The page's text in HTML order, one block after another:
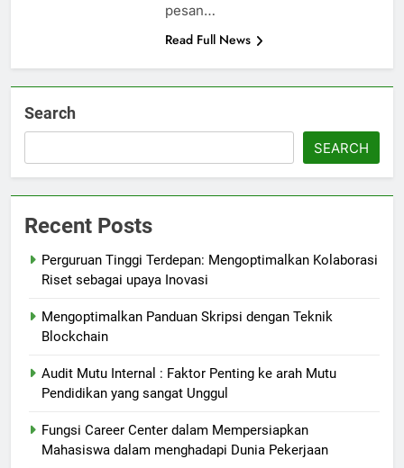
pesan…
Read Full News
Search
SEARCH
Recent Posts
Perguruan Tinggi Terdepan: Mengoptimalkan Kolaborasi
Riset sebagai upaya Inovasi
Mengoptimalkan Panduan Skripsi dengan Teknik
Blockchain
Audit Mutu Internal : Faktor Penting ke arah Mutu
Pendidikan yang sangat Unggul
Fungsi Career Center dalam Mempersiapkan
Mahasiswa dalam menghadapi Dunia Pekerjaan